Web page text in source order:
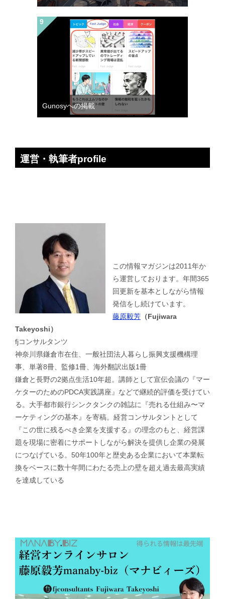
Gunosyへの掲載
運営・執筆者profile
この情報マガジンは2011年か
ら運営しております。年間365
回更新を基本としながら情報
発信をし続けています。
藤原毅芳 （Fujiwara
Takeyoshi）
fjコンサルタンツ
神奈川県鎌倉市在住、一般社団法人暮らし振興支援機構理
事、単著8冊、監修1冊、海外翻訳出版1冊
鎌倉と長野の2拠点生活10年超。講師として宣伝会議の『マー
ケターのためのPDCA実践講座』などで継続的評価を受けてい
る。大手都市銀行シンクタンクの雑誌に『売れる仕組み〜マ
ーケティングの基本』を寄稿。経営コンサルタントとして
『この世に残るべき企業を支援する』の理念のもと、経営課
題を現場に密着にサポートしながら解決を提供し企業の発展
につなげている。50年100年と歴史ある企業において本業転
換をベースに数十年間にわたる売上の壁を超え過去最高実績
を達成している